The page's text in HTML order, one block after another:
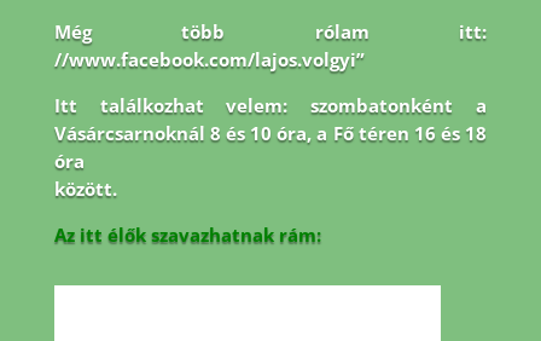
Még több rólam itt:
//www.facebook.com/lajos.volgyi”
Itt találkozhat velem: szombatonként a
Vásárcsarnoknál 8 és 10 óra, a Fő téren 16 és 18
óra
között.
Az itt élők szavazhatnak rám: